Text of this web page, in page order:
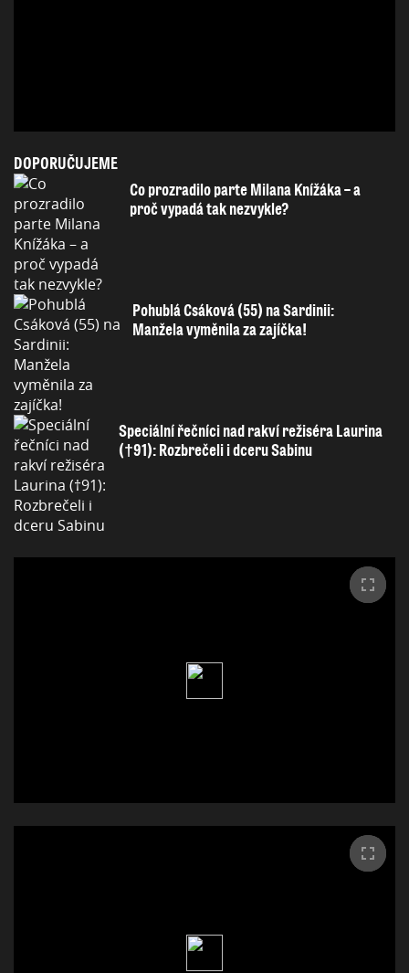
DOPORUČUJEME
Co prozradilo parte Milana Knížáka – a
proč vypadá tak nezvykle?
Pohublá Csáková (55) na Sardinii:
Manžela vyměnila za zajíčka!
Speciální řečníci nad rakví režiséra Laurina
(†91): Rozbrečeli i dceru Sabinu